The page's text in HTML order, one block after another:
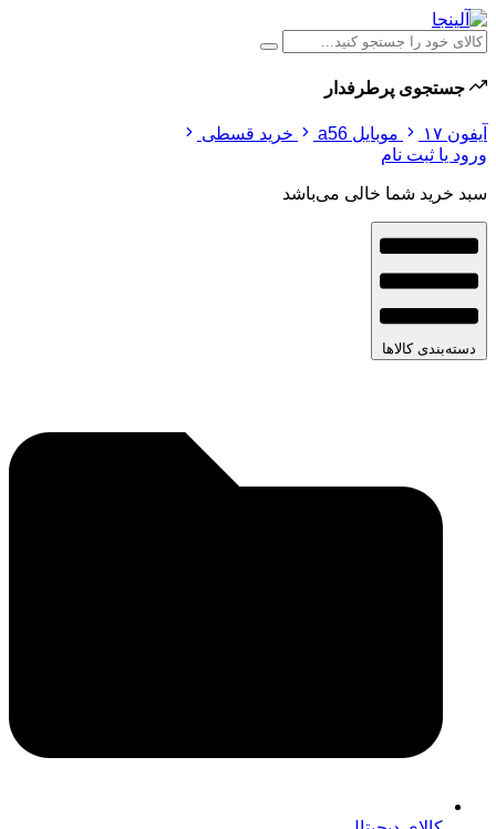
جستجوی پرطرفدار
آیفون ۱۷ موبایل a56
خرید قسطی
ورود یا ثبت نام
سبد خرید شما خالی می‌باشد
دسته‌بندی کالاها